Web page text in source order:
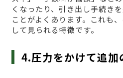
くなったり、引き出し手続き
ことがよくあります。これも
して見られる特徴です。
4.圧力をかけて追加